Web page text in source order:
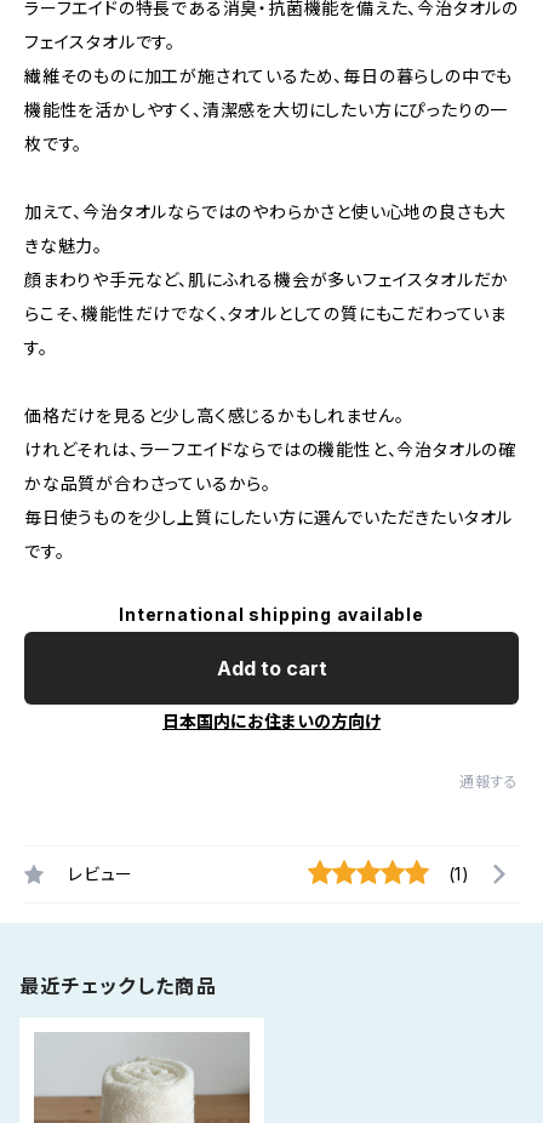
ラーフエイドの特長である消臭・抗菌機能を備えた、今治タオルの
フェイスタオルです。
繊維そのものに加工が施されているため、毎日の暮らしの中でも
機能性を活かしやすく、清潔感を大切にしたい方にぴったりの一
枚です。
加えて、今治タオルならではのやわらかさと使い心地の良さも大
きな魅力。
顔まわりや手元など、肌にふれる機会が多いフェイスタオルだか
らこそ、機能性だけでなく、タオルとしての質にもこだわっていま
す。
価格だけを見ると少し高く感じるかもしれません。
けれどそれは、ラーフエイドならではの機能性と、今治タオルの確
かな品質が合わさっているから。
毎日使うものを少し上質にしたい方に選んでいただきたいタオル
です。
International shipping available
Add to cart
日本国内にお住まいの方向け
通報する
レビュー (1)
最近チェックした商品